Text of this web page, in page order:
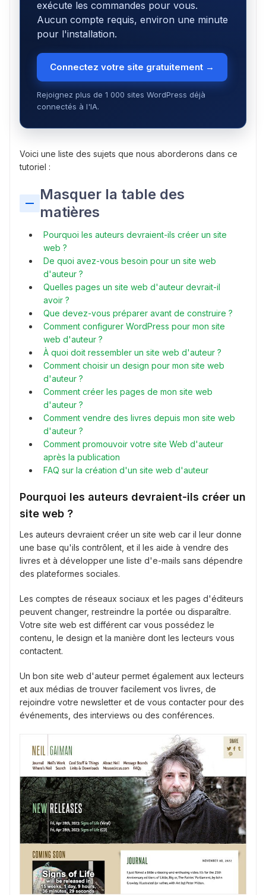
exécute les commandes pour vous.
Aucun compte requis, environ une minute
pour l'installation.
Connectez votre site gratuitement →
Rejoignez plus de 1 000 sites WordPress déjà
connectés à l'IA.
Voici une liste des sujets que nous aborderons dans ce
tutoriel :
Masquer la table des
matières
Pourquoi les auteurs devraient-ils créer un site
web ?
De quoi avez-vous besoin pour un site web
d'auteur ?
Quelles pages un site web d'auteur devrait-il
avoir ?
Que devez-vous préparer avant de construire ?
Comment configurer WordPress pour mon site
web d'auteur ?
À quoi doit ressembler un site web d'auteur ?
Comment choisir un design pour mon site web
d'auteur ?
Comment créer les pages de mon site web
d'auteur ?
Comment vendre des livres depuis mon site web
d'auteur ?
Comment promouvoir votre site Web d'auteur
après la publication
FAQ sur la création d'un site web d'auteur
Pourquoi les auteurs devraient-ils créer un
site web ?
Les auteurs devraient créer un site web car il leur donne
une base qu'ils contrôlent, et il les aide à vendre des
livres et à développer une liste d'e-mails sans dépendre
des plateformes sociales.
Les comptes de réseaux sociaux et les pages d'éditeurs
peuvent changer, restreindre la portée ou disparaître.
Votre site web est différent car vous possédez le
contenu, le design et la manière dont les lecteurs vous
contactent.
Un bon site web d'auteur permet également aux lecteurs
et aux médias de trouver facilement vos livres, de
rejoindre votre newsletter et de vous contacter pour des
événements, des interviews ou des conférences.